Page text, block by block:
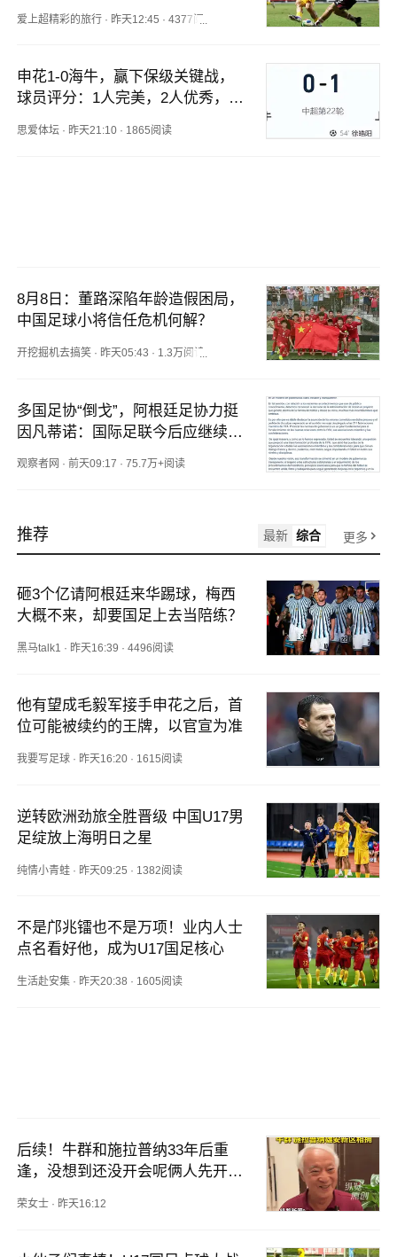
爱上超精彩的旅行 · 昨天12:45 ·4377阅读
申花1-0海牛，赢下保级关键战，
球员评分：1人完美，2人优秀，国
思爱体坛 · 昨天21:10 · 1865阅读
8月8日：董路深陷年龄造假困局，
中国足球小将信任危机何解？
开挖掘机去搞笑 · 昨天05:43 · 1.3万阅读
多国足协“倒戈”，阿根廷足协力挺
因凡蒂诺：国际足联今后应继续在
观察者网 ·前天09:17 ·75.7万+阅读
推荐 最新 综合 更多
砸3个亿请阿根廷来华踢球，梅西
大概不来，却要国足上去当陪练？
黑马talk1 · 昨天16:39 ·4496阅读
他有望成毛毅军接手申花之后，首
位可能被续约的王牌，以官宣为准
我要写足球 · 昨天16:20 · 1615阅读
逆转欧洲劲旅全胜晋级 中国U17男
足绽放上海明日之星
纯情小青蛙 · 昨天09:25 · 1382阅读
不是邝兆镭也不是万项！业内人士
点名看好他，成为U17国足核心
生活赴安集 · 昨天20:38 · 1605阅读
后续！牛群和施拉普纳33年后重
逢，没想到还没开会呢俩人先开会
荣女士 · 昨天16:12